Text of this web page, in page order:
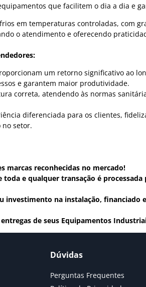
que facilitem o dia a dia e
em temperaturas controladas, com
o atendimento e oferecendo
um retorno significativo ao
e garantem maior produtividade.
correta, atendendo às normas
diferenciada para os clientes,
no setor.
marcas reconhecidas no mercado!
toda e qualquer transação é
investimento na instalação, financiado
de seus Equipamentos
Dúvidas
Perguntas Frequentes